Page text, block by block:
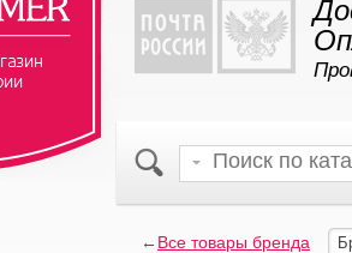
←Все товары бренда